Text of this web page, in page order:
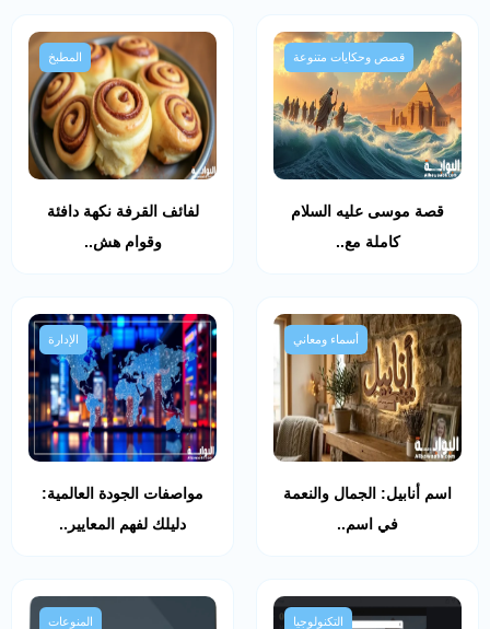
قصص وحكايات متنوعة
قصة موسى عليه السلام
كاملة مع..
المطبخ
لفائف القرفة نكهة دافئة
وقوام هش..
أسماء ومعاني
اسم أنابيل: الجمال والنعمة
في اسم..
الإدارة
مواصفات الجودة العالمية:
دليلك لفهم المعايير..
التكنولوجيا المنوعات